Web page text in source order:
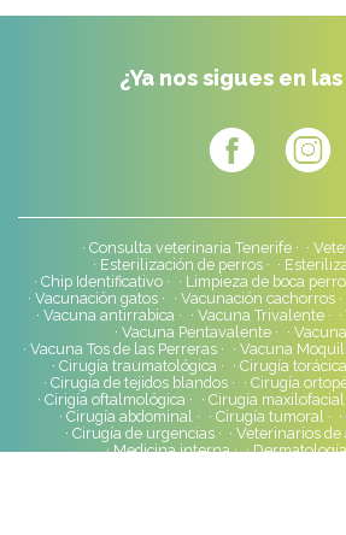
¿Ya nos sigues en
Consulta veterinaria Tenerife
Esterilización de perros
Chip Identificativo
Limpieza de boca perro
Vacunación gatos
Vacunación cachorros
Vacuna antirrabica
Vacuna Trivalente
Vacuna Pentavalente
Vacuna Tos de las Perreras
Vacuna
Cirugía traumatológica
Cirugía torácica
Cirugía de tejidos blandos
Cirugía
Cirigía oftalmológica
Cirugía maxilofacial
Cirugía abdominal
Cirugía tumoral
Cirugía de urgencias
Veterinarios de
Medicina interna